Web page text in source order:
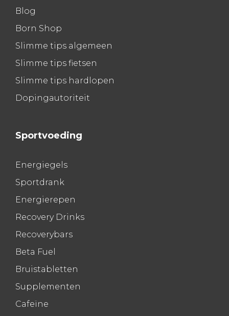
Blog
Born Shop
Slimme tips algemeen
Slimme tips fietsen
Slimme tips hardlopen
Dopingautoriteit
Sportvoeding
Energiegels
Sportdrank
Energierepen
Recovery Drinks
Recoverybars
Beta Fuel
Bruistabletten
Supplementen
Cafeïne